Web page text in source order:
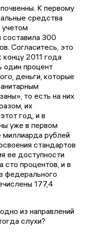
К первому
средства
учетом
составила 300
Согласитесь, это
концу 2011 года
один процент
деньги, которые
то есть на них
их
год, и в
уже в первом
миллиарда рублей
стандартов
ее доступности
сто процентов, и в
федерального
177,4
из направлений
слухи?